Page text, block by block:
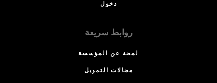
دخول
روابط سريعة
لمحة عن المؤسسة
مجالات التمويل